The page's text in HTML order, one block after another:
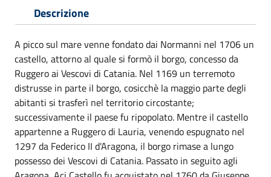
Descrizione
A picco sul mare venne fondato dai Normanni nel 1706 un
castello, attorno al quale si formò il borgo, concesso da
Ruggero ai Vescovi di Catania. Nel 1169 un terremoto
distrusse in parte il borgo, cosicchè la maggio parte degli
abitanti si trasferì nel territorio circostante;
successivamente il paese fu ripopolato. Mentre il castello
appartenne a Ruggero di Lauria, venendo espugnato nel
1297 da Federico II d'Aragona, il borgo rimase a lungo
possesso dei Vescovi di Catania. Passato in seguito agli